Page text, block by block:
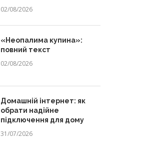
02/08/2026
«Неопалима купина»:
повний текст
02/08/2026
Домашній інтернет: як
обрати надійне
підключення для дому
31/07/2026